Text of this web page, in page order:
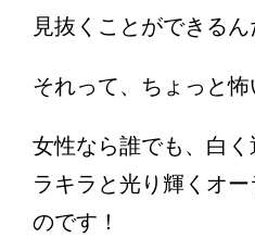
見抜くことができるん
それって、ちょっと
女性なら誰でも、白
ラキラと光り輝くオ
のです！